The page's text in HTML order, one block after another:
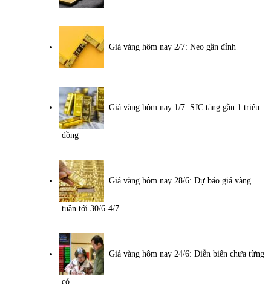
Giá vàng hôm nay 2/7: Neo gần đỉnh
Giá vàng hôm nay 1/7: SJC tăng gần 1 triệu
đồng
Giá vàng hôm nay 28/6: Dự báo giá vàng
tuần tới 30/6-4/7
Giá vàng hôm nay 24/6: Diễn biến chưa từng
có